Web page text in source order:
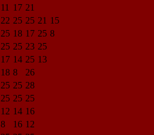
11 17 21
22 25 25 21 15
25 18 17 25 8
25 25 23 25
17 14 25 13
18 8
26
25 25 28
25 25 25
12 14 16
8 16 12